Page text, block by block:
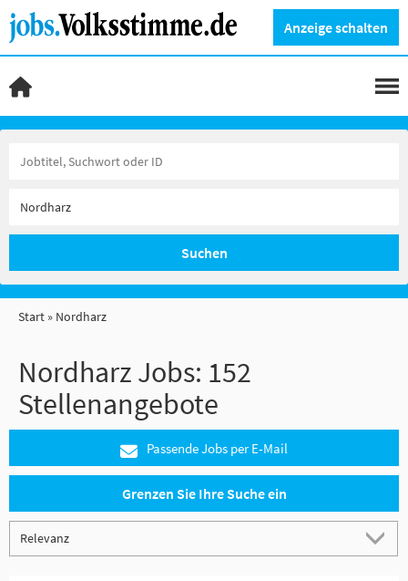
Anzeige schalten
Suchen
Start Nordharz
Nordharz Jobs: 152
Stellenangebote
Passende Jobs per E-Mail
Grenzen Sie Ihre Suche ein